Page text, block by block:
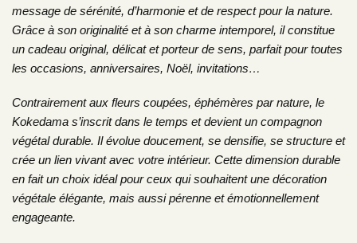
message de sérénité, d’harmonie et de respect pour la nature.
Grâce à son originalité et à son charme intemporel, il constitue
un cadeau original, délicat et porteur de sens, parfait pour toutes
les occasions, anniversaires, Noël, invitations…
Contrairement aux fleurs coupées, éphémères par nature, le
Kokedama s’inscrit dans le temps et devient un compagnon
végétal durable. Il évolue doucement, se densifie, se structure et
crée un lien vivant avec votre intérieur. Cette dimension durable
en fait un choix idéal pour ceux qui souhaitent une décoration
végétale élégante, mais aussi pérenne et émotionnellement
engageante.